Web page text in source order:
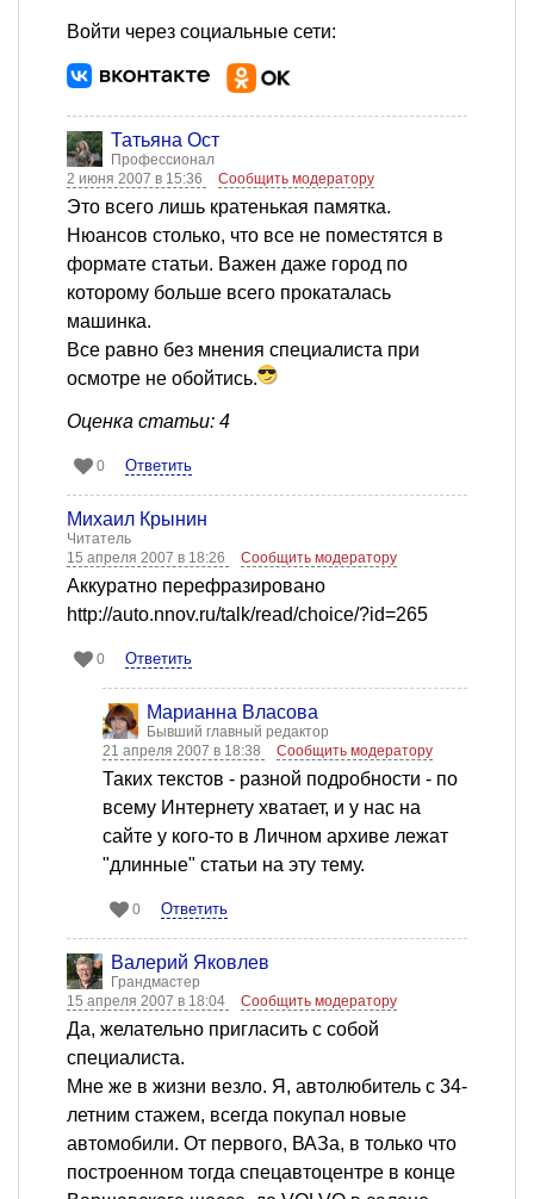
Войти через социальные сети:
Татьяна Ост
Профессионал
2 июня 2007 в 15:36
Сообщить модератору
Это всего лишь кратенькая памятка.
Нюансов столько, что все не поместятся в
формате статьи. Важен даже город по
которому больше всего прокаталась
машинка.
Все равно без мнения специалиста при
осмотре не обойтись.
Оценка статьи: 4
0 Ответить
Михаил Крынин
Читатель
15 апреля 2007 в 18:26
Сообщить модератору
Аккуратно перефразировано
http://auto.nnov.ru/talk/read/choice/?id=265
0 Ответить
Марианна Власова
Бывший главный редактор
21 апреля 2007 в 18:38
Сообщить модератору
Таких текстов - разной подробности - по
всему Интернету хватает, и у нас на
сайте у кого-то в Личном архиве лежат
"длинные" статьи на эту тему.
0 Ответить
Валерий Яковлев
Грандмастер
15 апреля 2007 в 18:04
Сообщить модератору
Да, желательно пригласить с собой
специалиста.
Мне же в жизни везло. Я, автолюбитель с 34-
летним стажем, всегда покупал новые
автомобили. От первого, ВАЗа, в только что
построенном тогда спецавтоцентре в конце